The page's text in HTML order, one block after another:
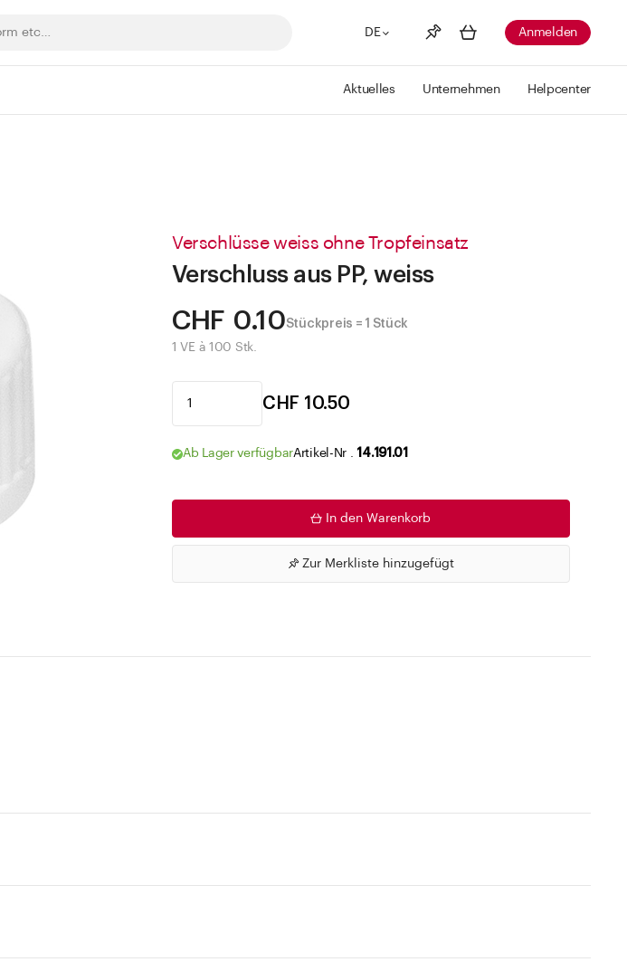
DE
Merkliste Mehr anzeigen
Anmelden
Aktuelles Unternehmen Helpcenter
Verschlüsse weiss ohne Tropfeinsatz
Verschluss aus PP, weiss
CHF 0.10Stückpreis = 1 Stück
1 VE à 100 Stk.
CHF 10.50
Ab Lager verfügbarArtikel-Nr . 14.191.01
In den Warenkorb
Zur Merkliste hinzugefügt